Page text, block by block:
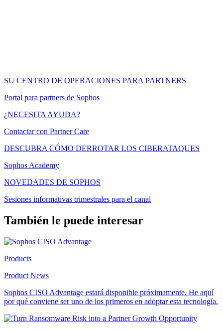
SU CENTRO DE OPERACIONES PARA PARTNERS
Portal para partners de Sophos
¿NECESITA AYUDA?
Contactar con Partner Care
DESCUBRA CÓMO DERROTAR LOS CIBERATAQUES
Sophos Academy
NOVEDADES DE SOPHOS
Sesiones informativas trimestrales para el canal
También le puede interesar
Products
Product News
Sophos CISO Advantage estará disponible próximamente. He aquí
por qué conviene ser uno de los primeros en adoptar esta tecnología.